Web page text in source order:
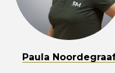
Paula